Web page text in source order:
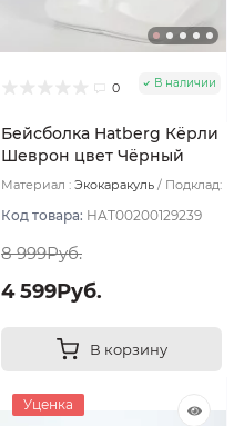
0 В наличии
Бейсболка Hatberg Кёрли
Шеврон цвет Чёрный
размер UNI
Материал : Экокаракуль
Подклад:
Код товара: HAT00200129239
8 999Руб.
4 599Руб.
В корзину
Уценка